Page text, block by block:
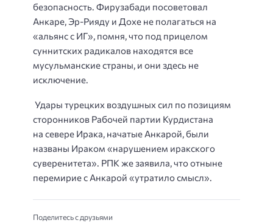
безопасность. Фирузабади посоветовал
Анкаре, Эр-Рияду и Дохе не полагаться на
«альянс с ИГ», помня, что под прицелом
суннитских радикалов находятся все
мусульманские страны, и они здесь не
исключение.
Удары турецких воздушных сил по позициям
сторонников Рабочей партии Курдистана
на севере Ирака, начатые Анкарой, были
названы Ираком «нарушением иракского
суверенитета». РПК же заявила, что отныне
перемирие с Анкарой «утратило смысл».
Поделитесь с друзьями